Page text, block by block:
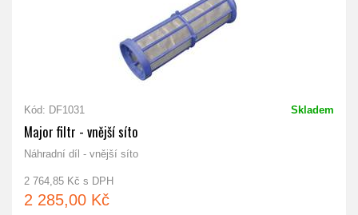
Kód: DF1031 Skladem
Major filtr - vnější síto
Náhradní díl - vnější síto
2 764,85 Kč s DPH
2 285,00 Kč